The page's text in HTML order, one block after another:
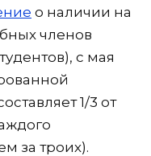
о наличии на
членов
с мая
1/3 от
за троих).